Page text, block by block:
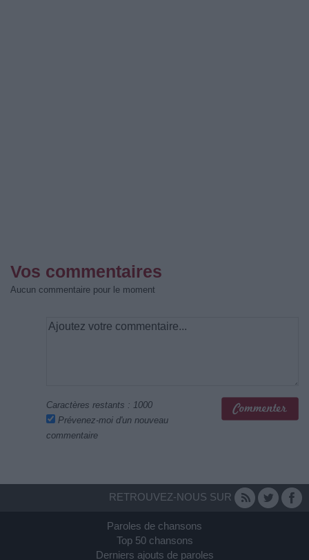
Vos commentaires
Aucun commentaire pour le moment
Caractères restants : 1000
Prévenez-moi d'un nouveau
commentaire
RETROUVEZ-NOUS SUR
Paroles de chansons
Top 50 chansons
Derniers ajouts de paroles